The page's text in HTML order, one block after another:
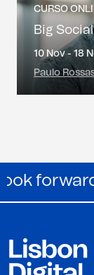
CURSO
Big
10 Nov - 18
Paulo